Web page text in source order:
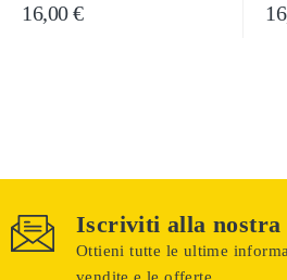
16,00 €
Iscriviti alla nostra
Ottieni tutte le ultime